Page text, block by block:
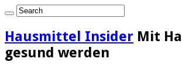
Hausmittel Insider Mit
gesund werden